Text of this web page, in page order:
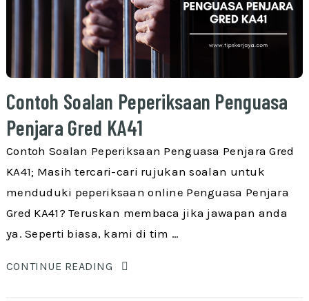
Contoh Soalan Peperiksaan Penguasa
Penjara Gred KA41
Contoh Soalan Peperiksaan Penguasa Penjara Gred
KA41; Masih tercari-cari rujukan soalan untuk
menduduki peperiksaan online Penguasa Penjara
Gred KA41? Teruskan membaca jika jawapan anda
ya. Seperti biasa, kami di tim …
CONTINUE READING